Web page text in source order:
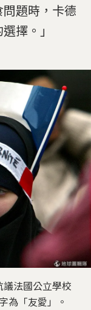
題時，卡德
擇。」
法國公立學校
為「友愛」。